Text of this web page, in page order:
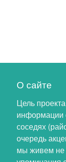
О сайте
Цель
информации
соседях
очередь
мы живем не